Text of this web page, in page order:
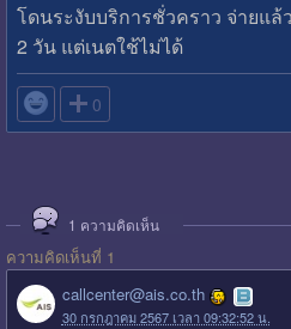
โดนระงับบริการชั่วคราว จ่ายแ
2 วัน แต่เนตใช้ไม่ได้
 0
1 ความคิดเห็น
ความคิดเห็นที่ 1
callcenter@ais.co.th
30 กรกฎาคม 2567 เวลา 09:32:52 น.